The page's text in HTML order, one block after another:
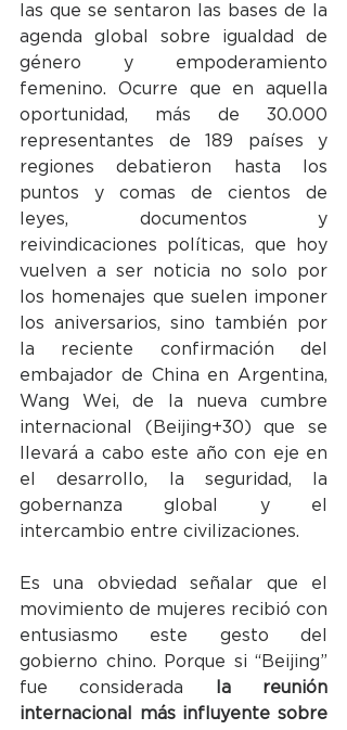
las que se sentaron las bases de la
agenda global sobre igualdad de
género y empoderamiento
femenino. Ocurre que en aquella
oportunidad, más de 30.000
representantes de 189 países y
regiones debatieron hasta los
puntos y comas de cientos de
leyes, documentos y
reivindicaciones políticas, que hoy
vuelven a ser noticia no solo por
los homenajes que suelen imponer
los aniversarios, sino también por
la reciente confirmación del
embajador de China en Argentina,
Wang Wei, de la nueva cumbre
internacional (Beijing+30) que se
llevará a cabo este año con eje en
el desarrollo, la seguridad, la
gobernanza global y el
intercambio entre civilizaciones.
Es una obviedad señalar que el
movimiento de mujeres recibió con
entusiasmo este gesto del
gobierno chino. Porque si “Beijing”
fue considerada
la reunión
internacional más influyente sobre